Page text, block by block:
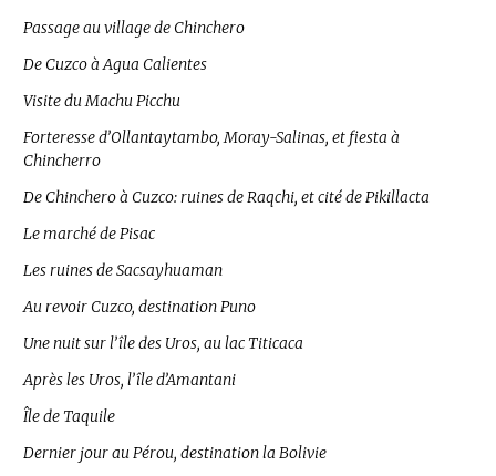
Passage au village de Chinchero
De Cuzco à Agua Calientes
Visite du Machu Picchu
Forteresse d’Ollantaytambo, Moray-Salinas, et fiesta à
Chincherro
De Chinchero à Cuzco: ruines de Raqchi, et cité de Pikillacta
Le marché de Pisac
Les ruines de Sacsayhuaman
Au revoir Cuzco, destination Puno
Une nuit sur l’île des Uros, au lac Titicaca
Après les Uros, l’île d’Amantani
Île de Taquile
Dernier jour au Pérou, destination la Bolivie